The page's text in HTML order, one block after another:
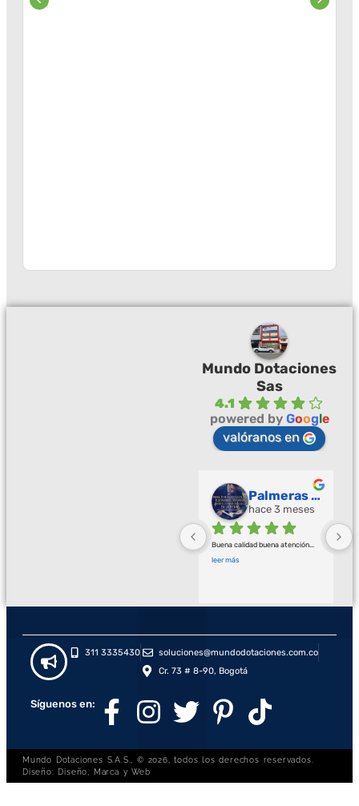
Mundo Dotaciones
Sas
4.1
powered by Google
valóranos en
Palmeras Doradas
hace 3 meses
Buena calidad buena atención
leer más
311 3335430
soluciones@mundodotaciones.com.co
Cr. 73 # 8-90, Bogotá
Síguenos en:
Mundo Dotaciones S.A.S., © 2026, todos los derechos reservados.
Diseño: Diseño, Marca y Web